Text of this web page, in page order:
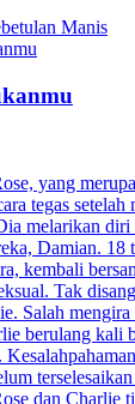
Manis
yang
tegas setelah
melarikan
Damian. 18
kembali
Tak
Salah
berulang kali
dan Charlie